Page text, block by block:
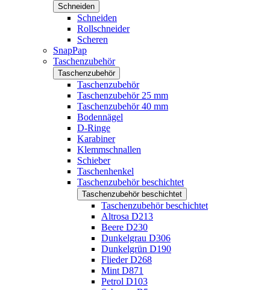
Schneiden
Schneiden
Rollschneider
Scheren
SnapPap
Taschenzubehör
Taschenzubehör
Taschenzubehör
Taschenzubehör 25 mm
Taschenzubehör 40 mm
Bodennägel
D-Ringe
Karabiner
Klemmschnallen
Schieber
Taschenhenkel
Taschenzubehör beschichtet
Taschenzubehör beschichtet
Taschenzubehör beschichtet
Altrosa D213
Beere D230
Dunkelgrau D306
Dunkelgrün D190
Flieder D268
Mint D871
Petrol D103